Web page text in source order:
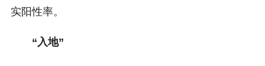
实阳性率。
“入地”